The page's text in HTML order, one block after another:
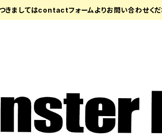
きましてはcontactフォームよりお問い合わせく